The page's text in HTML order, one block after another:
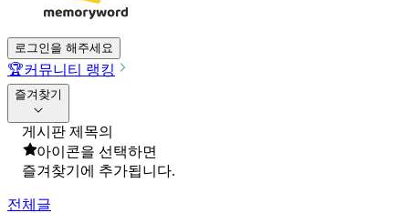
로그인을 해주세요
🏆커뮤니티 랭킹
즐겨찾기
게시판 제목의
아이콘을 선택하면
즐겨찾기에 추가됩니다.
전체글